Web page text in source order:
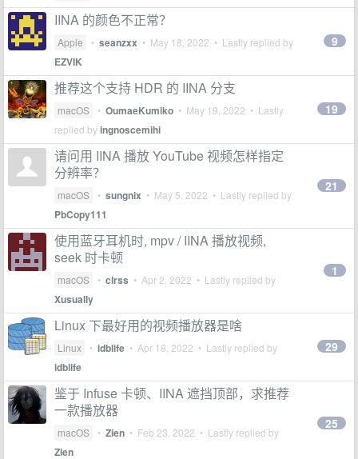
IINA 的颜色不正常？
Apple • seanzxx • May 18, 2022 • Lastly replied by
EZVIK
9
推荐这个支持 HDR 的 IINA 分支
macOS • OumaeKumiko • May 19, 2022 • Lastly
replied byingnoscemihi
19
请问用 IINA 播放 YouTube 视频怎样指定
分辨率？
macOS • sungnix • May 5, 2022 • Lastly replied by
PbCopy111
21
使用蓝牙耳机时, mpv / IINA 播放视频,
seek 时卡顿
macOS • clrss • Apr 2, 2022 • Lastly replied by
Xusually
1
Linux 下最好用的视频播放器是啥
Linux • idblife • Apr 18, 2022 • Lastly replied by
idblife
29
鉴于 Infuse 卡顿、IINA 遮挡顶部，求推荐
一款播放器
macOS • Zien • Feb 23, 2022 • Lastly replied by
Zien
25